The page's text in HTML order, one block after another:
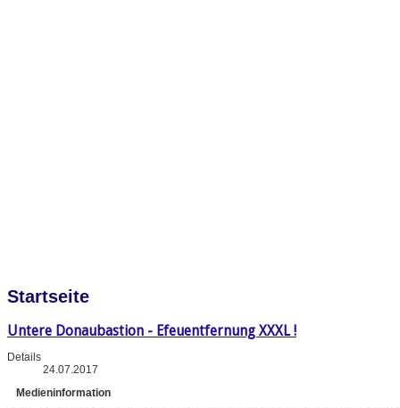
Startseite
Untere Donaubastion - Efeuentfernung XXXL !
Details
24.07.2017
Medieninformation